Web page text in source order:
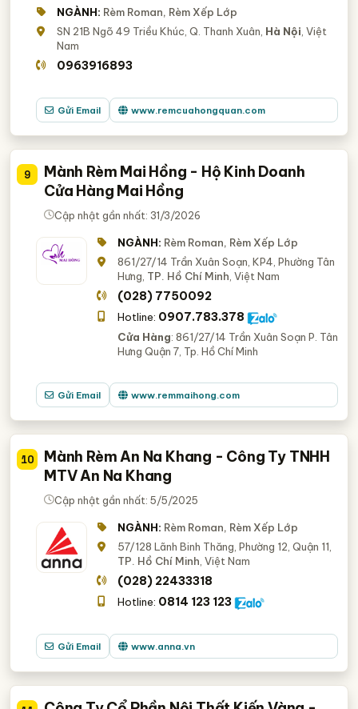
NGÀNH: Rèm Roman, Rèm Xếp Lớp
SN 21B Ngõ 49 Triều Khúc, Q. Thanh Xuân, Hà Nội , Việt
Nam
0963916893
Gửi Email www.remcuahongquan.com
9
Mành Rèm Mai Hồng - Hộ Kinh Doanh
Cửa Hàng Mai Hồng
Cập nhật gần nhất: 31/3/2026
NGÀNH: Rèm Roman, Rèm Xếp Lớp
861/27/14 Trần Xuân Soạn, KP4, Phường Tân
Hưng, TP. Hồ Chí Minh , Việt Nam
(028) 7750092
Hotline: 0907.783.378
Cửa Hàng: 861/27/14 Trần Xuân Soạn P. Tân
Hưng Quận 7, Tp. Hồ Chí Minh
Gửi Email www.remmaihong.com
10
Mành Rèm An Na Khang - Công Ty TNHH
MTV An Na Khang
Cập nhật gần nhất: 5/5/2025
NGÀNH: Rèm Roman, Rèm Xếp Lớp
57/128 Lãnh Binh Thăng, Phường 12, Quận 11,
TP. Hồ Chí Minh , Việt Nam
(028) 22433318
Hotline: 0814 123 123
Gửi Email www.anna.vn